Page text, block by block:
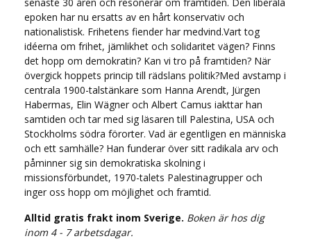
epoken har nu ersatts av en hårt konservativ och
nationalistisk. Frihetens fiender har medvind.Vart tog
idéerna om frihet, jämlikhet och solidaritet vägen? Finns
det hopp om demokratin? Kan vi tro på framtiden? När
övergick hoppets princip till rädslans politik?Med avstamp i
centrala 1900-talstänkare som Hanna Arendt, Jürgen
Habermas, Elin Wägner och Albert Camus iakttar han
samtiden och tar med sig läsaren till Palestina, USA och
Stockholms södra förorter. Vad är egentligen en människa
och ett samhälle? Han funderar över sitt radikala arv och
påminner sig sin demokratiska skolning i
missionsförbundet, 1970-talets Palestinagrupper och
inger oss hopp om möjlighet och framtid.
Alltid gratis frakt inom Sverige. Boken är hos dig
inom 4 - 7 arbetsdagar.